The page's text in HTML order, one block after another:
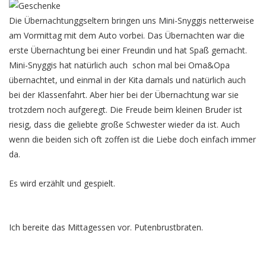
Die Übernachtunggseltern bringen uns Mini-Snyggis netterweise
am Vormittag mit dem Auto vorbei. Das Übernachten war die
erste Übernachtung bei einer Freundin und hat Spaß gemacht.
Mini-Snyggis hat natürlich auch schon mal bei Oma&Opa
übernachtet, und einmal in der Kita damals und natürlich auch
bei der Klassenfahrt. Aber hier bei der Übernachtung war sie
trotzdem noch aufgeregt. Die Freude beim kleinen Bruder ist
riesig, dass die geliebte große Schwester wieder da ist. Auch
wenn die beiden sich oft zoffen ist die Liebe doch einfach immer
da.
Es wird erzählt und gespielt.
Ich bereite das Mittagessen vor. Putenbrustbraten.